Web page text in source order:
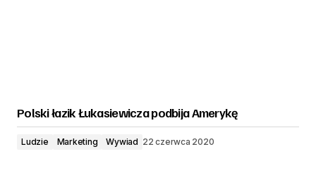
Polski łazik Łukasiewicza podbija Amerykę
Ludzie Marketing Wywiad 22 czerwca 2020